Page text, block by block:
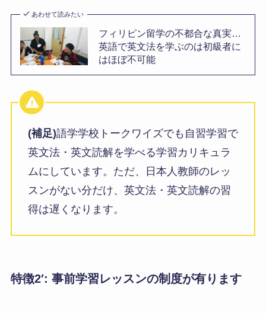
あわせて読みたい
フィリピン留学の不都合な真実…
英語で英文法を学ぶのは初級者に
はほぼ不可能
(補足)語学学校トークワイズでも自習学習で
英文法・英文読解を学べる学習カリキュラ
ムにしています。ただ、日本人教師のレッ
スンがない分だけ、英文法・英文読解の習
得は遅くなります。
特徴2′: 事前学習レッスンの制度が有ります